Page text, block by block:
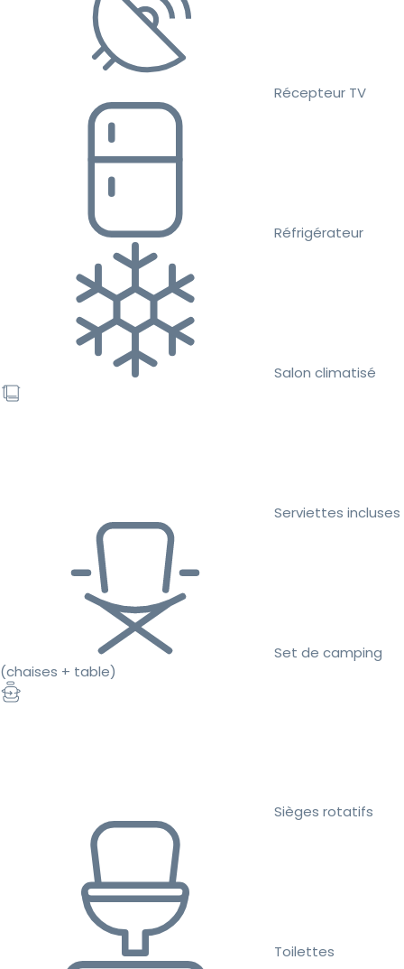
Récepteur TV
Réfrigérateur
Salon climatisé
Serviettes incluses
Set de camping
(chaises + table)
Sièges rotatifs
Toilettes